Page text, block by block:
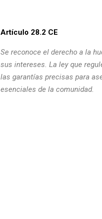
Artículo 28.2 CE
Se reconoce el derecho a la
sus intereses. La ley que
las garantías precisas para
esenciales de la comunidad.